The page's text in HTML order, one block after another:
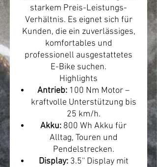
starkem Preis-Leistungs-
Verhältnis. Es eignet sich für
Kunden, die ein zuverlässiges,
komfortables und
professionell ausgestattetes
E-Bike suchen.
Highlights
Antrieb: 100 Nm Motor –
kraftvolle Unterstützung bis
25 km/h.
Akku: 800 Wh Akku für
Alltag, Touren und
Pendelstrecken.
Display:3.5'' Display mit